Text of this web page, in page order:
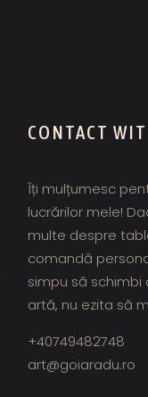
CONTACT
Îți mulțumesc
lucrărilor mele!
multe despre
comandă
simpu să
artă, nu ezita să
+40749482748
art@goiaradu.ro